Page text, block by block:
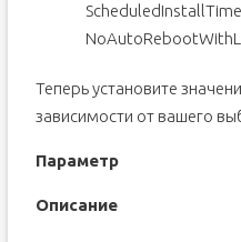
Теперь установите
зависимости от вашего
Параметр
Описание